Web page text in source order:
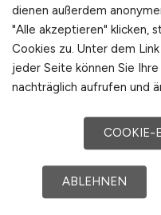
langfristig besetzt.
fundierte Ansprache
Plattformen erhöht
Kandidaten zu
Unternehmen zu
ist die
über mehrere
den Projekterfolg.
Aufgaben
dienen außerdem
"Alle akzeptieren" klicken,
Cookies zu. Unter dem
jeder Seite können Sie
nachträglich aufrufen und
COOKIE-
ABLEHNEN